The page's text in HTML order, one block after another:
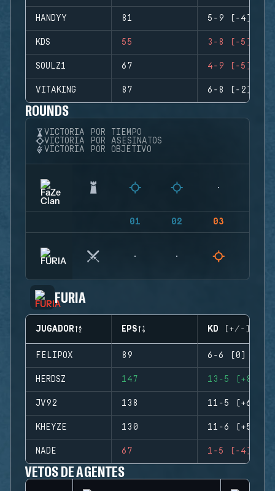
HANDYY 81 5-9 (-4)
KDS 55 3-8 (-5)
SOULZ1 67 4-9 (-5)
VITAKING 87 6-8 (-2)
ROUNDS
VICTORIA POR TIEMPO
VICTORIA POR ASESINATOS
VICTORIA POR OBJETIVO
01 02 03
FURIA
JUGADOR EPS KD (+/-)
FELIPOX 89 6-6 (0)
HERDSZ 147 13-5 (+8)
JV92 138 11-5 (+6)
KHEYZE 130 11-6 (+5)
NADE 67 1-5 (-4)
VETOS DE AGENTES